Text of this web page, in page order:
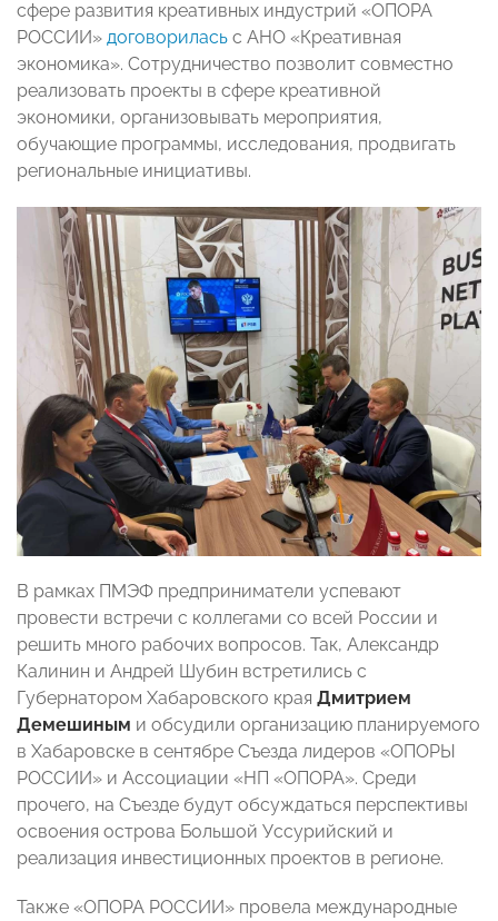
сфере развития креативных индустрий «ОПОРА
РОССИИ» договорилась с АНО «Креативная
экономика». Сотрудничество позволит совместно
реализовать проекты в сфере креативной
экономики, организовывать мероприятия,
обучающие программы, исследования, продвигать
региональные инициативы.
В рамках ПМЭФ предприниматели успевают
провести встречи с коллегами со всей России и
решить много рабочих вопросов. Так, Александр
Калинин и Андрей Шубин встретились с
Губернатором Хабаровского края Дмитрием
Демешиным и обсудили организацию планируемого
в Хабаровске в сентябре Съезда лидеров «ОПОРЫ
РОССИИ» и Ассоциации «НП «ОПОРА». Среди
прочего, на Съезде будут обсуждаться перспективы
освоения острова Большой Уссурийский и
реализация инвестиционных проектов в регионе.
Также «ОПОРА РОССИИ» провела международные